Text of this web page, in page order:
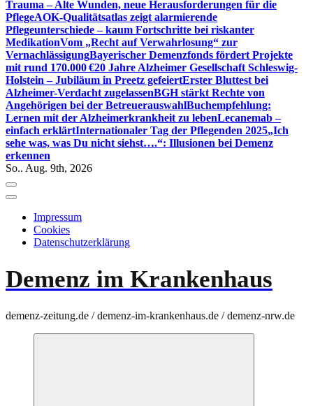
Trauma – Alte Wunden, neue Herausforderungen für die
PflegeAOK-Qualitätsatlas zeigt alarmierende
Pflegeunterschiede – kaum Fortschritte bei riskanter
MedikationVom „Recht auf Verwahrlosung“ zur
VernachlässigungBayerischer Demenzfonds fördert Projekte
mit rund 170.000 €20 Jahre Alzheimer Gesellschaft Schleswig-
Holstein – Jubiläum in Preetz gefeiertErster Bluttest bei
Alzheimer-Verdacht zugelassenBGH stärkt Rechte von
Angehörigen bei der BetreuerauswahlBuchempfehlung:
Lernen mit der Alzheimerkrankheit zu lebenLecanemab –
einfach erklärtInternationaler Tag der Pflegenden 2025„Ich
sehe was, was Du nicht siehst….“: Illusionen bei Demenz
erkennen
So.. Aug. 9th, 2026
Impressum
Cookies
Datenschutzerklärung
Demenz im Krankenhaus
demenz-zeitung.de / demenz-im-krankenhaus.de / demenz-nrw.de